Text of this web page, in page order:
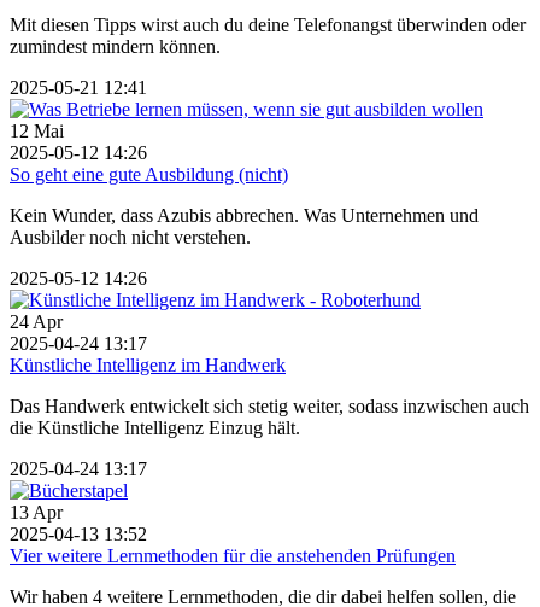
Mit diesen Tipps wirst auch du deine Telefonangst überwinden oder
zumindest mindern können.
2025-05-21 12:41
12 Mai
2025-05-12 14:26
So geht eine gute Ausbildung (nicht)
Kein Wunder, dass Azubis abbrechen. Was Unternehmen und
Ausbilder noch nicht verstehen.
2025-05-12 14:26
24 Apr
2025-04-24 13:17
Künstliche Intelligenz im Handwerk
Das Handwerk entwickelt sich stetig weiter, sodass inzwischen auch
die Künstliche Intelligenz Einzug hält.
2025-04-24 13:17
13 Apr
2025-04-13 13:52
Vier weitere Lernmethoden für die anstehenden Prüfungen
Wir haben 4 weitere Lernmethoden, die dir dabei helfen sollen, die